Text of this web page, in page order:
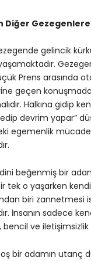
Diğer
gelincik
Prens arasında
geçen
Halkına gidip
devrim yapar”
egemenlik
beğenmiş bir
tek o yaşarken
biri zannetmesi
İnsanın sadece
ve iletişimsizlik
bir adamın utanç